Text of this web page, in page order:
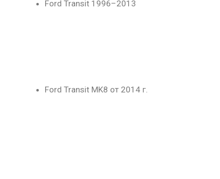
Ford Transit 1996–2013
Ford Transit MK8 от 2014 г.